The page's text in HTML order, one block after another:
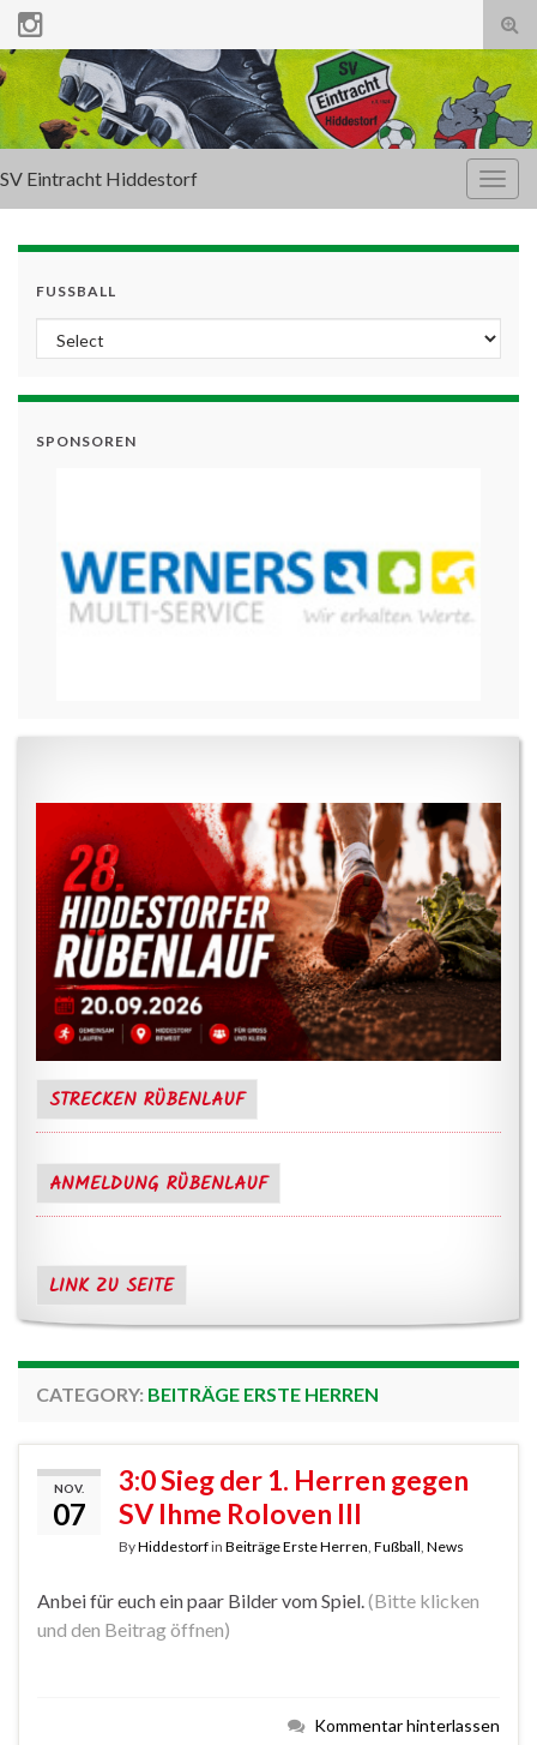
SV Eintracht Hiddestorf
FUSSBALL
SPONSOREN
STRECKEN RÜBENLAUF
ANMELDUNG RÜBENLAUF
LINK ZU SEITE
CATEGORY: BEITRÄGE ERSTE HERREN
NOV.
07
3:0 Sieg der 1. Herren gegen
SV Ihme Roloven III
ByHiddestorfin Beiträge Erste Herren, Fußball, News
Anbei für euch ein paar Bilder vom Spiel.(Bitte klicken
und den Beitrag öffnen)
Kommentar hinterlassen